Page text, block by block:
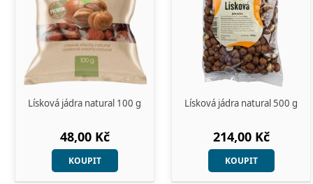
Lísková jádra natural 100 g
48,00 Kč
KOUPIT
Lísková jádra natural 500 g
214,00 Kč
KOUPIT